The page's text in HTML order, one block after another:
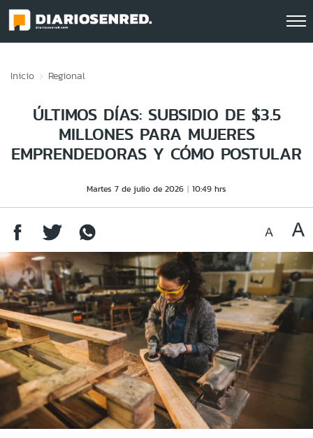
Inicio Regional
ÚLTIMOS DÍAS: SUBSIDIO DE $3.5
MILLONES PARA MUJERES
EMPRENDEDORAS Y CÓMO POSTULAR
Martes 7 de julio de 2026 10:49 hrs